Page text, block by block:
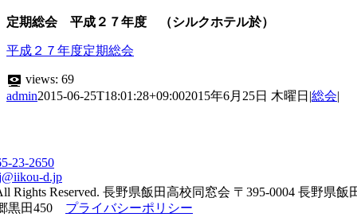
定期総会 平成２７年度 （シルクホテル於）
平成２７年度定期総会
views: 69
admin2015-06-25T18:01:28+09:002015年6月25日 木曜日 |総会|
23-2650
d.jp
Rights Reserved. 長野県飯田高校同窓会 〒395-0004 長野県飯
黒田450 プライバシーポリシー